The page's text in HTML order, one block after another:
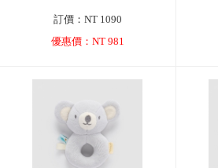
訂價：NT 1090
優惠價：NT 981